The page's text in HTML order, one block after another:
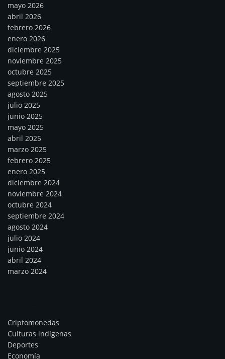
mayo 2026
abril 2026
febrero 2026
enero 2026
diciembre 2025
noviembre 2025
octubre 2025
septiembre 2025
agosto 2025
julio 2025
junio 2025
mayo 2025
abril 2025
marzo 2025
febrero 2025
enero 2025
diciembre 2024
noviembre 2024
octubre 2024
septiembre 2024
agosto 2024
julio 2024
junio 2024
abril 2024
marzo 2024
Criptomonedas
Culturas indígenas
Deportes
Economía